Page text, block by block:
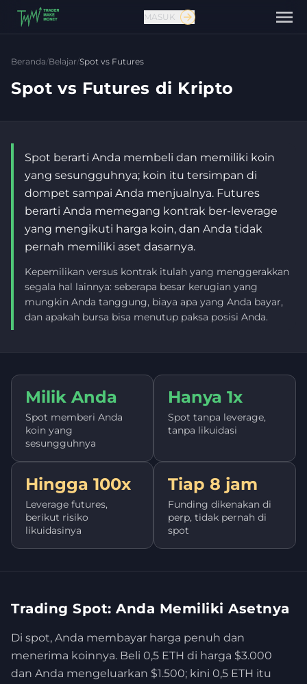
Hubungi kami
MASUK
Beranda/Belajar/Spot vs Futures
Spot vs Futures di Kripto
Spot berarti Anda membeli dan memiliki koin
yang sesungguhnya; koin itu tersimpan di
dompet sampai Anda menjualnya. Futures
berarti Anda memegang kontrak ber-leverage
yang mengikuti harga koin, dan Anda tidak
pernah memiliki aset dasarnya.
Kepemilikan versus kontrak itulah yang menggerakkan
segala hal lainnya: seberapa besar kerugian yang
mungkin Anda tanggung, biaya apa yang Anda bayar,
dan apakah bursa bisa menutup paksa posisi Anda.
Milik Anda
Spot memberi Anda
koin yang
sesungguhnya
Hanya 1x
Spot tanpa leverage,
tanpa likuidasi
Hingga 100x
Leverage futures,
berikut risiko
likuidasinya
Tiap 8 jam
Funding dikenakan di
perp, tidak pernah di
spot
Trading Spot: Anda Memiliki Asetnya
Di spot, Anda membayar harga penuh dan
menerima koinnya. Beli 0,5 ETH di harga $3.000
dan Anda mengeluarkan $1.500; kini 0,5 ETH itu